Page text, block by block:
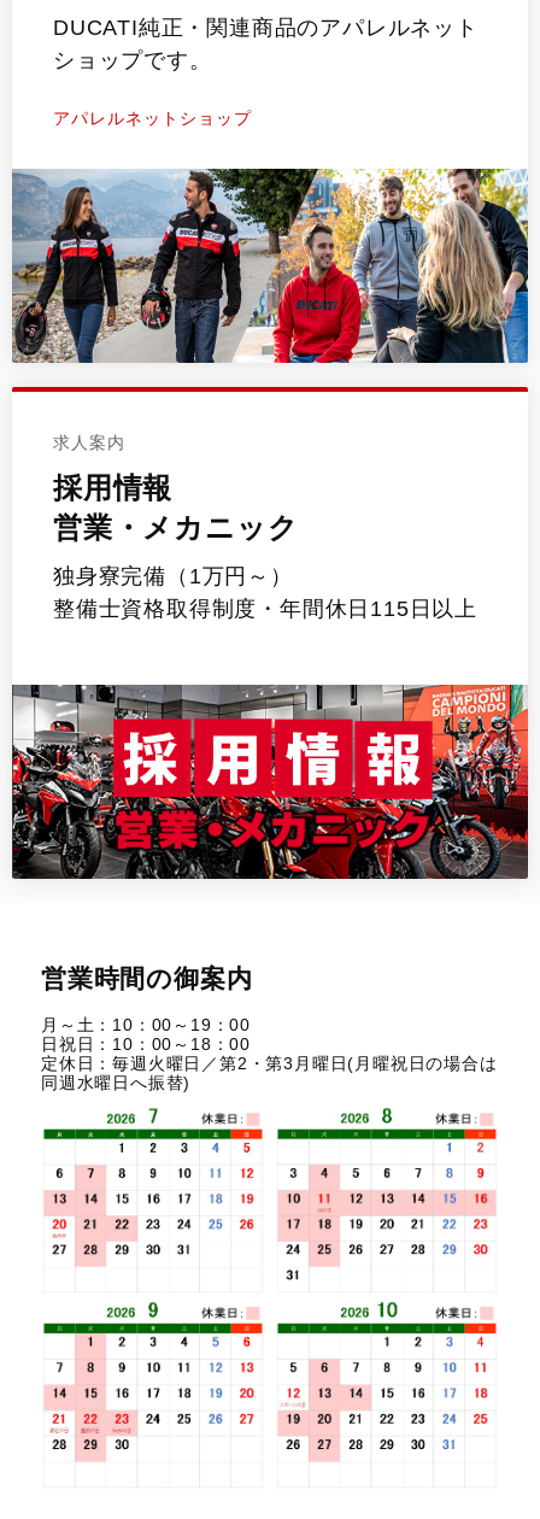
DUCATI純正・関連商品のアパレルネット
ショップです。
アパレルネットショップ
求人案内
採用情報
営業・メカニック
独身寮完備（1万円～）
整備士資格取得制度・年間休日115日以上
営業時間の御案内
月～土：10：00～19：00
日祝日：10：00～18：00
定休日：毎週火曜日／第2・第3月曜日(月曜祝日の場合は
同週水曜日へ振替)